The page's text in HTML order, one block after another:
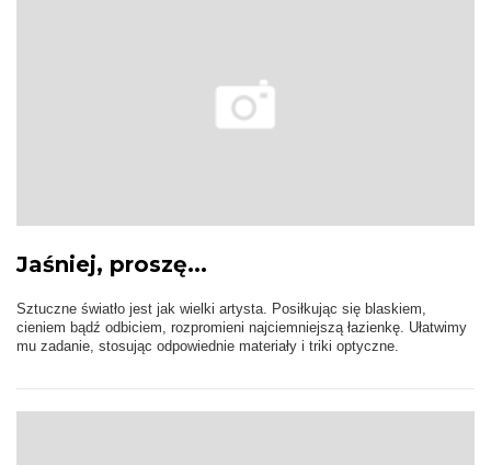
Jaśniej, proszę...
Sztuczne światło jest jak wielki artysta. Posiłkując się blaskiem,
cieniem bądź odbiciem, rozpromieni najciemniejszą łazienkę. Ułatwimy
mu zadanie, stosując odpowiednie materiały i triki optyczne.